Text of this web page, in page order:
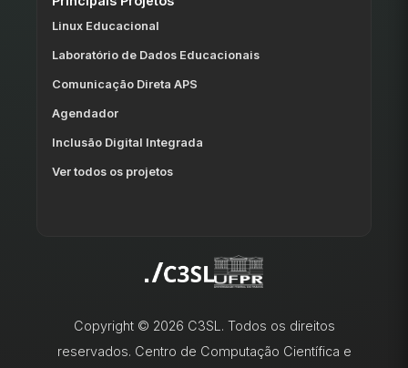
Linux Educacional
Laboratório de Dados Educacionais
Comunicação Direta APS
Agendador
Inclusão Digital Integrada
Ver todos os projetos
Copyright © 2026 C3SL. Todos os direitos
reservados. Centro de Computação Científica e